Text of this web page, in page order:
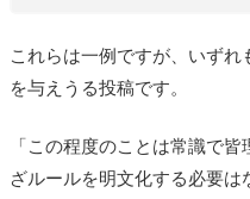
これらは一例ですが、いず
を与えうる投稿です。
「この程度のことは常識で
ざルールを明文化する必要